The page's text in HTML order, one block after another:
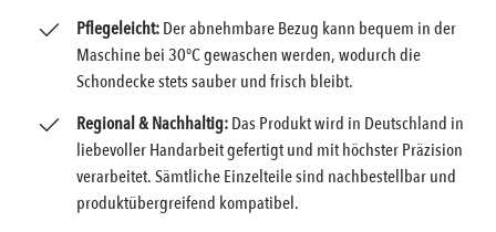
Pflegeleicht:Der abnehmbare Bezug kann bequem in der
Maschine bei 30°C gewaschen werden, wodurch die
Schondecke stets sauber und frisch bleibt.
Regional & Nachhaltig:Das Produkt wird in Deutschland in
liebevoller Handarbeit gefertigt und mit höchster Präzision
verarbeitet. Sämtliche Einzelteile sind nachbestellbar und
produktübergreifend kompatibel.